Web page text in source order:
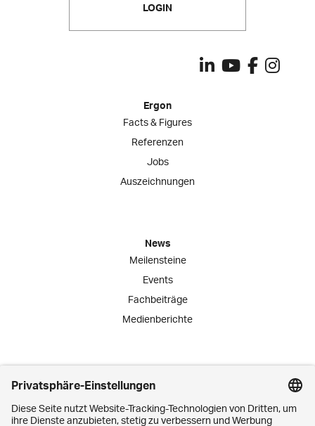
LOGIN
Ergon
Facts & Figures
Referenzen
Jobs
Auszeichnungen
News
Meilensteine
Events
Fachbeiträge
Medienberichte
Engagement
Praktika